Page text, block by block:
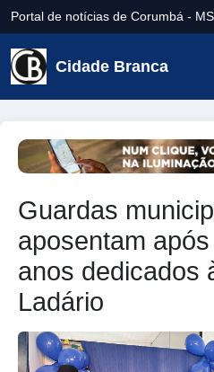
Portal de notícias de Corumbá - MS
Cidade Branca
Guardas
aposentam
anos dedicados
Ladário